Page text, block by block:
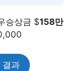
승상금 $158만
결과